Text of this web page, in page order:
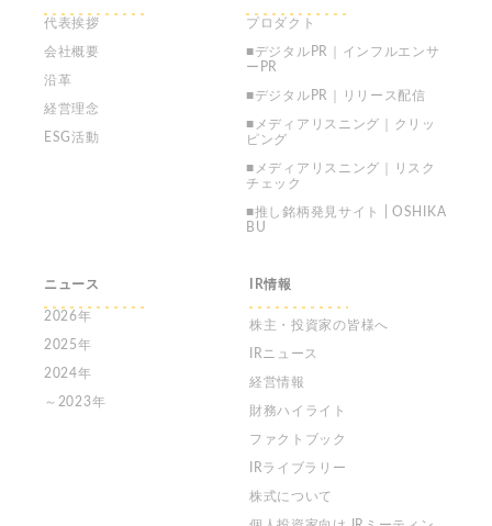
代表挨拶
会社概要
沿革
経営理念
ESG活動
プロダクト
■デジタルPR｜インフルエンサ
ーPR
■デジタルPR｜リリース配信
■メディアリスニング｜クリッ
ピング
■メディアリスニング｜リスク
チェック
■推し銘柄発見サイト | OSHIKA
BU
ニュース
2026年
2025年
2024年
～2023年
IR情報
株主・投資家の皆様へ
IRニュース
経営情報
財務ハイライト
ファクトブック
IRライブラリー
株式について